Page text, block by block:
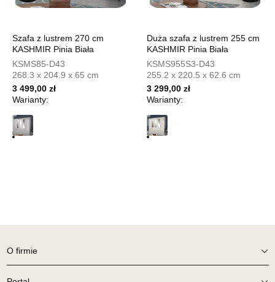
Nr tel.508100164
Adres e-mail:meblostyl01@op.pl
Godziny otwarcia
Pn-Pt: 09:00-17:00, Sb: 09:00-14:00
1 399,00 zł
Najniższa cena sprzedawcy z ostatnich 30 dni
Adres e-mail:
Godziny otwarcia
Szafa z lustrem 270 cm
KASHMIR Pinia Biała
KSMS85-D43
268.3 x 204.9 x 65 cm
3 499,00 zł
Warianty:
Duża szafa z lustrem 255 cm
KASHMIR Pinia Biała
KSMS955S3-D43
255.2 x 220.5 x 62.6 cm
3 299,00 zł
Warianty:
O firmie